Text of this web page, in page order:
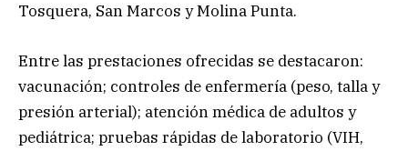
Tosquera, San Marcos y Molina Punta.
Entre las prestaciones ofrecidas se destacaron:
vacunación; controles de enfermería (peso, talla y
presión arterial); atención médica de adultos y
pediátrica; pruebas rápidas de laboratorio (VIH,